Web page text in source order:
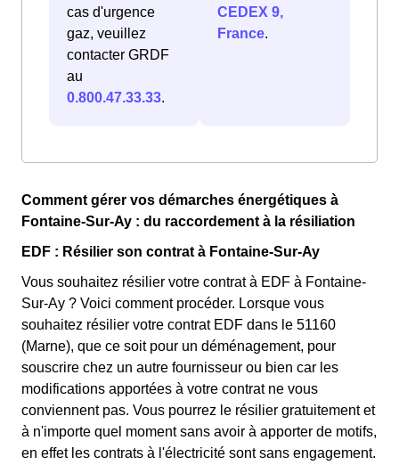
cas d'urgence
gaz, veuillez
contacter GRDF
au
0.800.47.33.33.
CEDEX 9,
France.
Comment gérer vos démarches énergétiques à
Fontaine-Sur-Ay : du raccordement à la résiliation
EDF : Résilier son contrat à Fontaine-Sur-Ay
Vous souhaitez résilier votre contrat à EDF à Fontaine-
Sur-Ay ? Voici comment procéder. Lorsque vous
souhaitez résilier votre contrat EDF dans le 51160
(Marne), que ce soit pour un déménagement, pour
souscrire chez un autre fournisseur ou bien car les
modifications apportées à votre contrat ne vous
conviennent pas. Vous pourrez le résilier gratuitement et
à n'importe quel moment sans avoir à apporter de motifs,
en effet les contrats à l'électricité sont sans engagement.